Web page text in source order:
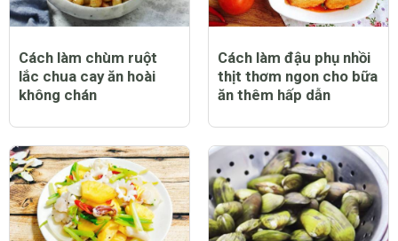
Cách làm chùm ruột
lắc chua cay ăn hoài
không chán
Cách làm đậu phụ nhồi
thịt thơm ngon cho bữa
ăn thêm hấp dẫn